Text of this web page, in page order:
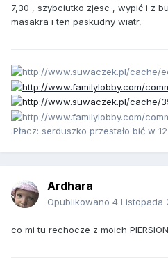
7,30 , szybciutko zjesc , wypić i z
masakra i ten paskudny wiatr,
:Płacz: serduszko przestało bić w
Ardhara
Opublikowano 4 Listopada
co mi tu rechocze z moich